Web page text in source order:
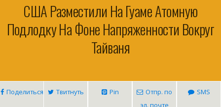
США Разместили На Гуаме Атомную
Подлодку На Фоне Напряженности Вокруг
Тайваня
Поделиться Твитнуть Pin
Отпр. по
эл. почте
SMS